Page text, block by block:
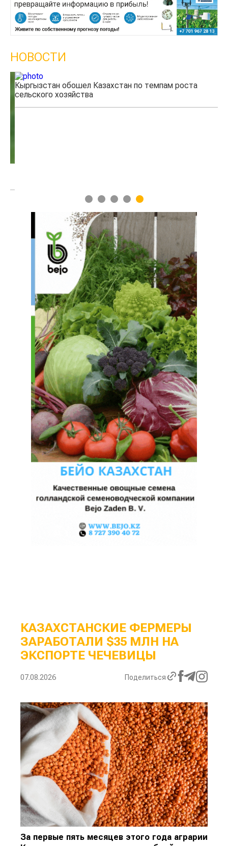
НОВОСТИ
Кыргызстан обошел Казахстан по темпам роста
сельского хозяйства
1 2 3 4 5
КАЗАХСТАНСКИЕ ФЕРМЕРЫ
ЗАРАБОТАЛИ $35 МЛН НА
ЭКСПОРТЕ ЧЕЧЕВИЦЫ
07.08.2026 Поделиться
За первые пять месяцев этого года аграрии